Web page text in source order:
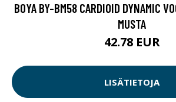
BOYA BY-BM58 CARDIOID DYNAMIC
MUSTA
42.78 EUR
LISÄTIETOJA